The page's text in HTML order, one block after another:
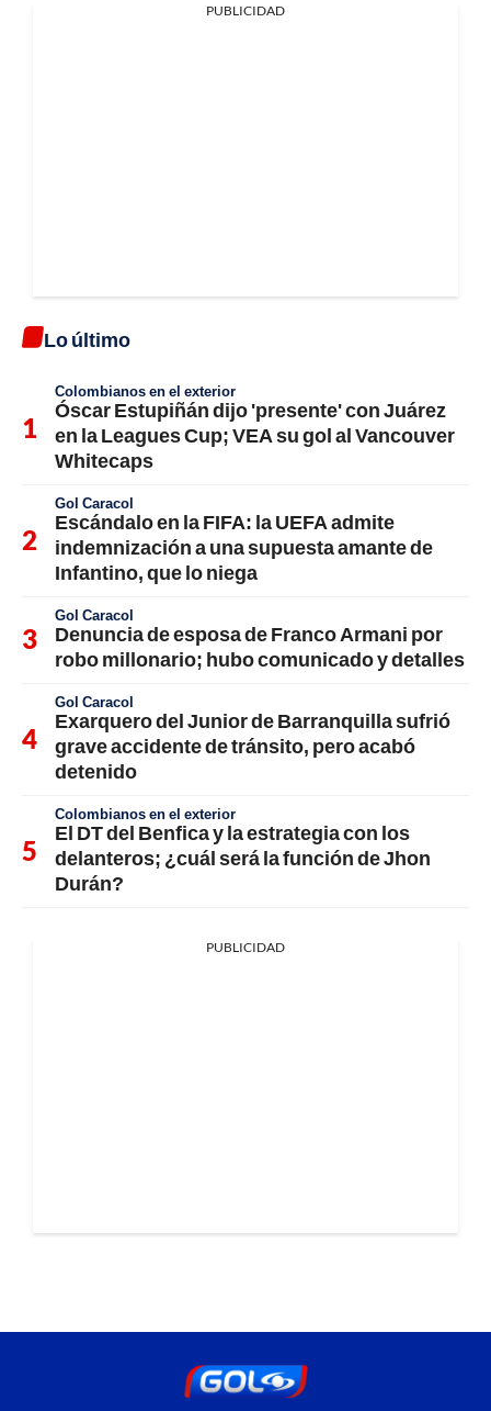
PUBLICIDAD
Lo último
Colombianos en el exterior
Óscar Estupiñán dijo 'presente' con Juárez
en la Leagues Cup; VEA su gol al Vancouver
Whitecaps
Gol Caracol
Escándalo en la FIFA: la UEFA admite
indemnización a una supuesta amante de
Infantino, que lo niega
Gol Caracol
Denuncia de esposa de Franco Armani por
robo millonario; hubo comunicado y detalles
Gol Caracol
Exarquero del Junior de Barranquilla sufrió
grave accidente de tránsito, pero acabó
detenido
Colombianos en el exterior
El DT del Benfica y la estrategia con los
delanteros; ¿cuál será la función de Jhon
Durán?
PUBLICIDAD